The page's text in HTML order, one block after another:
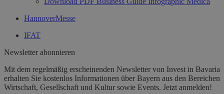
HannoverMesse
IFAT
Newsletter abonnieren
Mit dem regelmäßig erscheinenden Newsletter von Invest in Bavaria
erhalten Sie kostenlos Informationen über Bayern aus den Bereichen
Wirtschaft, Gesellschaft und Kultur sowie Events. Jetzt anmelden!